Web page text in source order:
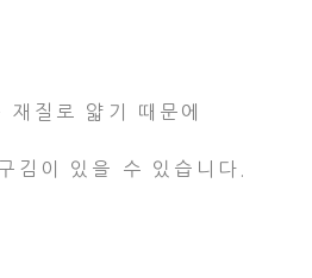
재질로 얇기 때문에
김이 있을 수 있습니다.